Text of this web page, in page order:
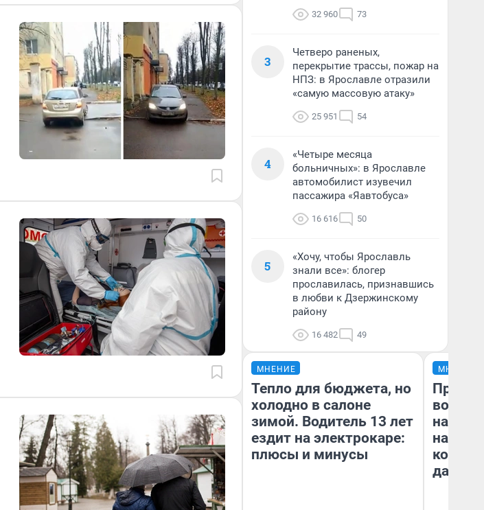
32 960 73
3
Четверо раненых,
перекрытие трассы, пожар на
НПЗ: в Ярославле отразили
«самую массовую атаку»
25 951 54
4
«Четыре месяца
больничных»: в Ярославле
автомобилист изувечил
пассажира «Яавтобуса»
16 616 50
5
«Хочу, чтобы Ярославль
знали все»: блогер
прославилась, признавшись
в любви к Дзержинскому
району
16 482 49
МНЕНИЕ
Тепло для бюджета, но
холодно в салоне
зимой. Водитель 13 лет
ездит на электрокаре:
плюсы и минусы
МНЕНИЕ
нам
даже